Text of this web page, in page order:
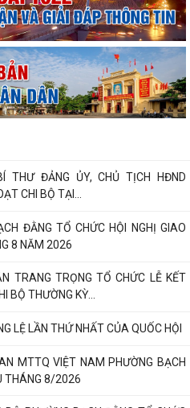
THỊ SỐ 17/CT-UBND CỦA UBND
CÔNG TÁC...
TỔ CÔNG TÁC THỰC HIỆN SỐ
KỲ...
THƯ ĐẢNG ỦY, CHỦ TỊCH HĐND
CHI BỘ TẠI...
ĐẰNG TỔ CHỨC HỘI NGHỊ GIAO
8 NĂM 2026
TRANG TRỌNG TỔ CHỨC LỄ KẾT
BỘ THƯỜNG KỲ...
LỆ LẦN THỨ NHẤT CỦA QUỐC HỘI
MTTQ VIỆT NAM PHƯỜNG BẠCH
THÁNG 8/2026